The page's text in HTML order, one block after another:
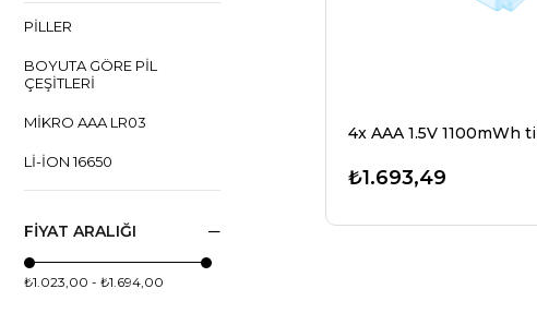
PILLER
BOYUTA GÖRE PIL
ÇEŞITLERI
MIKRO AAA LR03
LI-ION 16650
LI-ION 14650
ENELOOP LITE AKKUS
FIYAT ARALIĞI
₺1.023,00 - ₺1.694,00
₺1.693,49